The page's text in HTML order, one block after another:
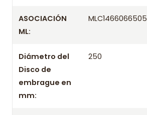
ASOCIACIÓN
ML:
MLC1466066505
Diámetro del
Disco de
embrague en
mm:
250